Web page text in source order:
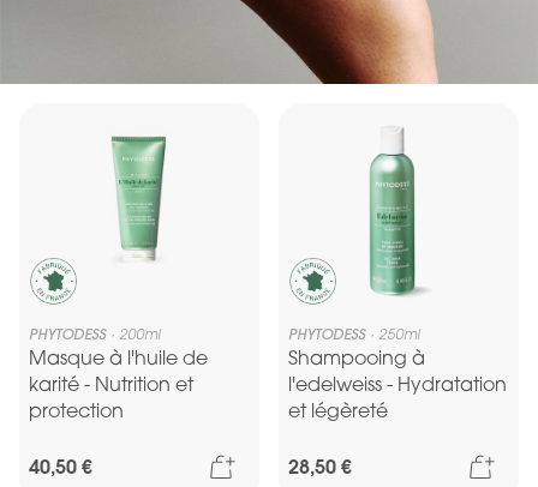
PHYTODESS 200ml
Masque à l'huile de
karité - Nutrition et
protection
40,50 € Ajouter au panier
PHYTODESS 250ml
Shampooing à
l'edelweiss - Hydratation
et légèreté
28,50 €